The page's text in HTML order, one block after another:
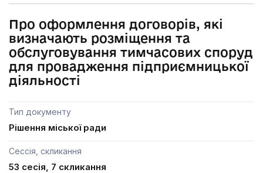
Про оформлення договорів, які
визначають розміщення та
обслуговування тимчасових споруд
для провадження підприємницької
діяльності
Тип документу
Рішення міської ради
Сессія, скликання
53 сесія, 7 скликання